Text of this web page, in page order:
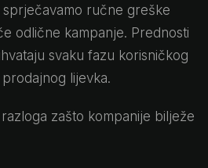
ručne greške
odlične kampanje. Prednosti
svaku fazu korisničkog
lijevka.
zašto kompanije bilježe